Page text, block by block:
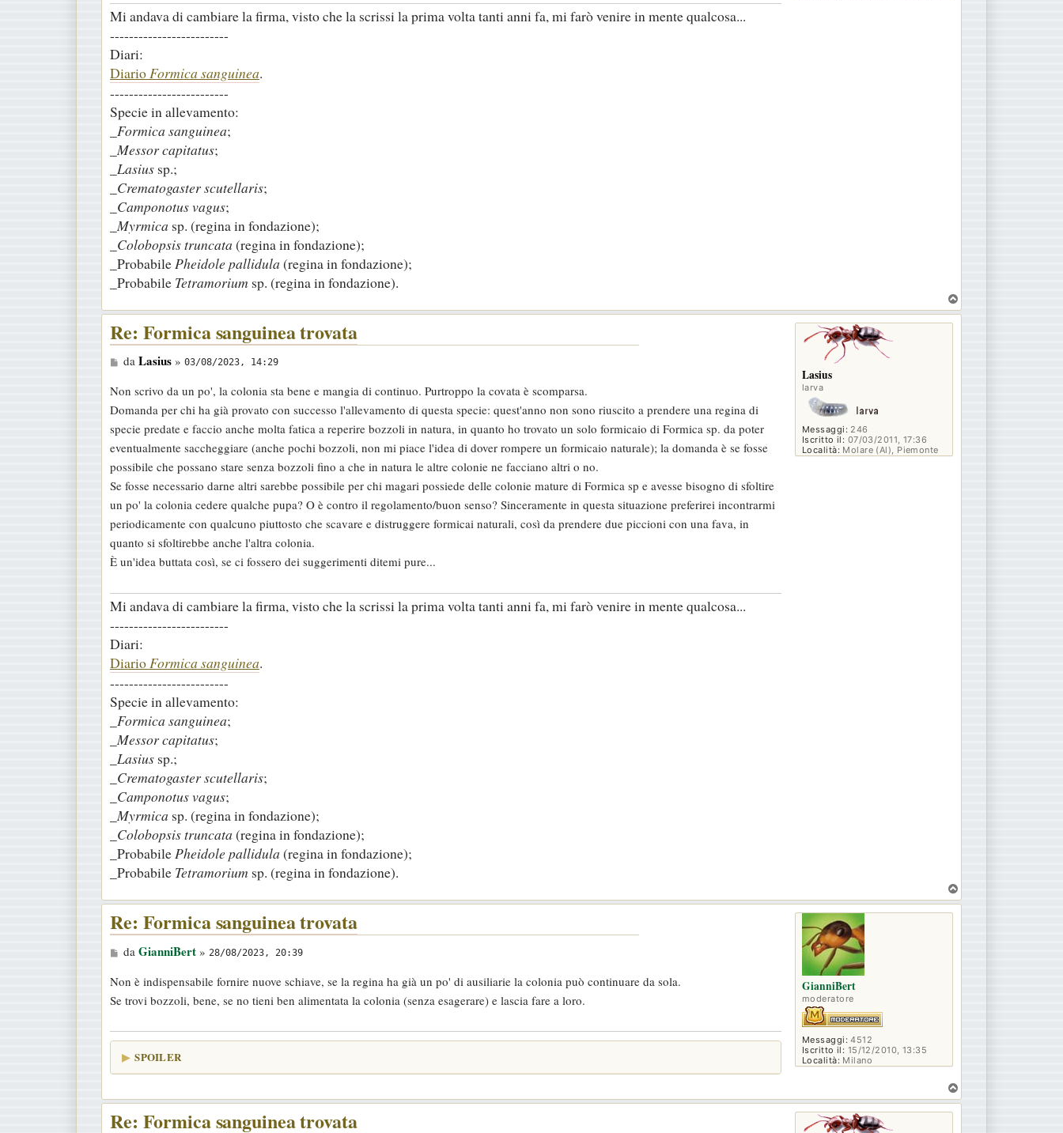
g
i
o
Mi andava di cambiare la firma, visto che la scrissi la prima volta tanti anni fa, mi farò venire in mente qualcosa...
-------------------------
Diari:
DiarioFormica sanguinea.
-------------------------
Specie in allevamento:
Formica sanguinea;
Messor capitatus;
Lasius sp.;
Crematogaster scutellaris;
Camponotus vagus;
Myrmica sp. (regina in fondazione);
Colobopsis truncata (regina in fondazione);
_ProbabilePheidole pallidula (regina in fondazione);
_Probabile Tetramorium sp. (regina in fondazione).
o
Lasius
larva
Messaggi: 246
Iscritto il: 07/03/2011, 17:36
Località: Molare (Al), Piemonte
Re: Formica sanguinea trovata
M
s
s
a
g
g
i
o
da Lasius» 03/08/2023, 14:29
Non scrivo da un po', la colonia sta bene e mangia di continuo. Purtroppo la covata è scomparsa.
Domanda per chi ha già provato con successo l'allevamento di questa specie: quest'anno non sono riuscito a prendere una regina di
specie predate e faccio anche molta fatica a reperire bozzoli in natura, in quanto ho trovato un solo formicaio di Formica sp. da poter
eventualmente saccheggiare (anche pochi bozzoli, non mi piace l'idea di dover rompere un formicaio naturale); la domanda è se fosse
possibile che possano stare senza bozzoli fino a che in natura le altre colonie ne facciano altri o no.
Se fosse necessario darne altri sarebbe possibile per chi magari possiede delle colonie mature di Formica sp e avesse bisogno di sfoltire
un po' la colonia cedere qualche pupa? O è contro il regolamento/buon senso? Sinceramente in questa situazione preferirei incontrarmi
periodicamente con qualcuno piuttosto che scavare e distruggere formicai naturali, così da prendere due piccioni con una fava, in
quanto si sfoltirebbe anche l'altra colonia.
È un'idea buttata così, se ci fossero dei suggerimenti ditemi pure...
Mi andava di cambiare la firma, visto che la scrissi la prima volta tanti anni fa, mi farò venire in mente qualcosa...
-------------------------
Diari:
DiarioFormica sanguinea.
-------------------------
Specie in allevamento:
Formica sanguinea;
Messor capitatus;
Lasius sp.;
Crematogaster scutellaris;
Camponotus vagus;
Myrmica sp. (regina in fondazione);
Colobopsis truncata (regina in fondazione);
_ProbabilePheidole pallidula (regina in fondazione);
_Probabile Tetramorium sp. (regina in fondazione).
o
GianniBert
moderatore
Messaggi: 4512
Iscritto il: 15/12/2010, 13:35
Località: Milano
Re: Formica sanguinea trovata
M
s
s
g
g
o
da GianniBert» 28/08/2023, 20:39
Non è indispensabile fornire nuove schiave, se la regina ha già un po' di ausiliarie la colonia può continuare da sola.
Se trovi bozzoli, bene, se no tieni ben alimentata la colonia (senza esagerare) e lascia fare a loro.
SPOILER
o
Re: Formica sanguinea trovata